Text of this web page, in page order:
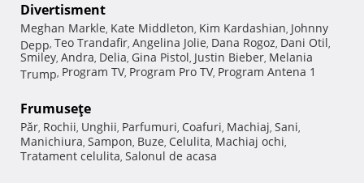
Divertisment
Meghan Markle, Kate Middleton, Kim Kardashian, Johnny
Depp, Teo Trandafir, Angelina Jolie, Dana Rogoz, Dani Otil,
Smiley, Andra, Delia, Gina Pistol, Justin Bieber, Melania
Trump, Program TV, Program Pro TV, Program Antena 1
Frumuseţe
Păr, Rochii, Unghii, Parfumuri, Coafuri, Machiaj, Sani,
Manichiura, Sampon, Buze, Celulita, Machiaj ochi,
Tratament celulita, Salonul de acasa